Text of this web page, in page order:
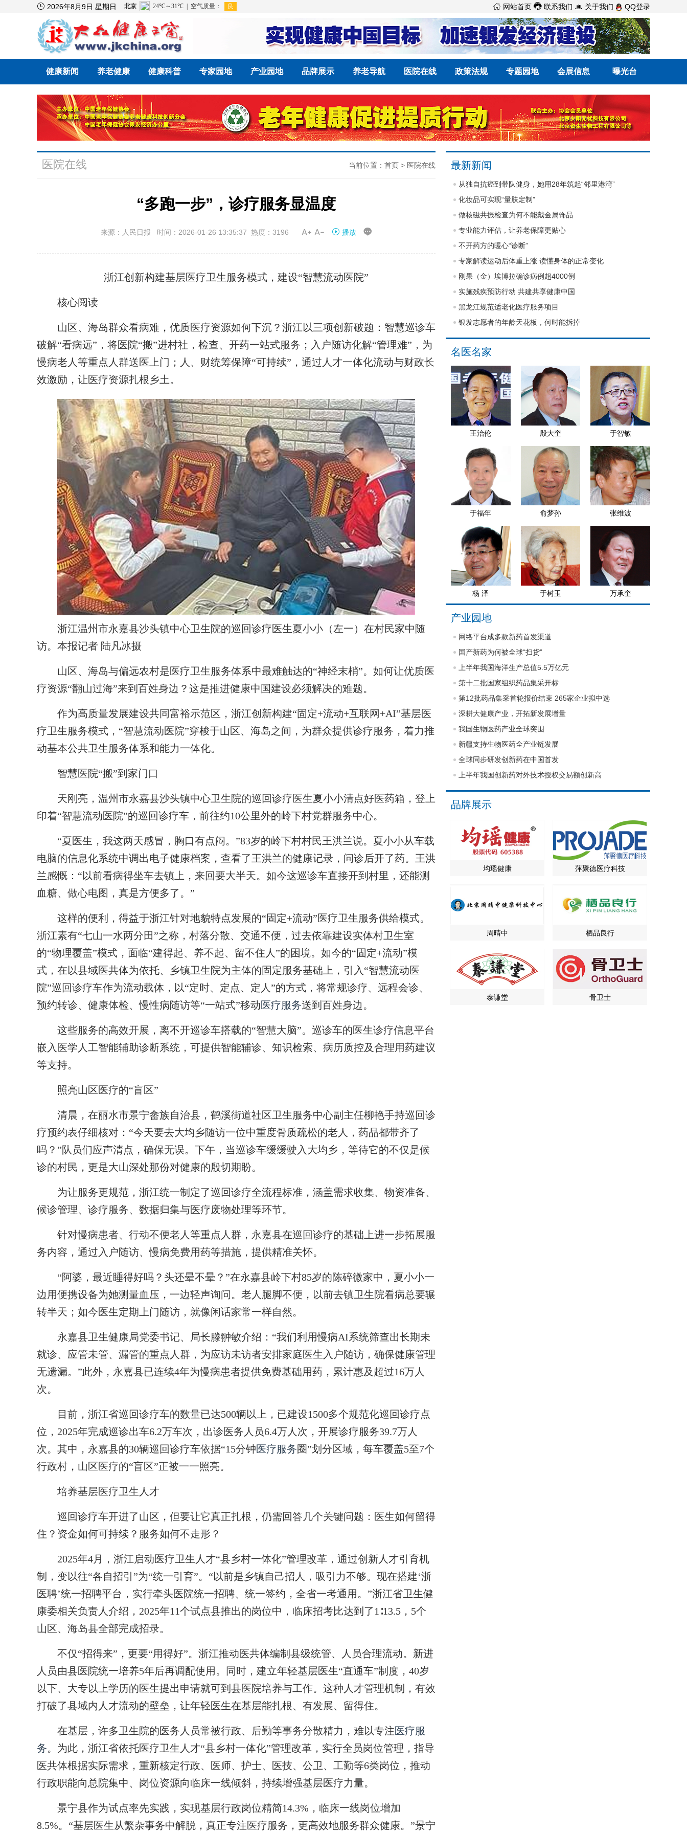
 2026年8月9日 星期日  网站首页  联系我们  关于我们 QQ登录
健康新闻 养老健康 健康科普 专家园地 产业园地 品牌展示 养老导航 医院在线 政策法规 专题园地 会展信息 曝光台
医院在线 当前位置： 首页 > 医院在线
“多跑一步”，诊疗服务显温度
来源：人民日报 时间：2026-01-26 13:35:37 热度：3196  播放 
浙江创新构建基层医疗卫生服务模式，建设“智慧流动医院”
核心阅读
山区、海岛群众看病难，优质医疗资源如何下沉？浙江以三项创新破题：智慧巡诊车
破解“看病远”，将医院“搬”进村社，检查、开药一站式服务；入户随访化解“管理难”，为
慢病老人等重点人群送医上门；人、财统筹保障“可持续”，通过人才一体化流动与财政长
效激励，让医疗资源扎根乡土。
浙江温州市永嘉县沙头镇中心卫生院的巡回诊疗医生夏小小（左一）在村民家中随
访。本报记者 陆凡冰摄
山区、海岛与偏远农村是医疗卫生服务体系中最难触达的“神经末梢”。如何让优质医
疗资源“翻山过海”来到百姓身边？这是推进健康中国建设必须解决的难题。
作为高质量发展建设共同富裕示范区，浙江创新构建“固定+流动+互联网+AI”基层医
疗卫生服务模式，“智慧流动医院”穿梭于山区、海岛之间，为群众提供诊疗服务，着力推
动基本公共卫生服务体系和能力一体化。
智慧医院“搬”到家门口
天刚亮，温州市永嘉县沙头镇中心卫生院的巡回诊疗医生夏小小清点好医药箱，登上
印着“智慧流动医院”的巡回诊疗车，前往约10公里外的岭下村党群服务中心。
“夏医生，我这两天感冒，胸口有点闷。”83岁的岭下村村民王洪兰说。夏小小从车载
电脑的信息化系统中调出电子健康档案，查看了王洪兰的健康记录，问诊后开了药。王洪
兰感慨：“以前看病得坐车去镇上，来回要大半天。如今这巡诊车直接开到村里，还能测
血糖、做心电图，真是方便多了。”
这样的便利，得益于浙江针对地貌特点发展的“固定+流动”医疗卫生服务供给模式。
浙江素有“七山一水两分田”之称，村落分散、交通不便，过去依靠建设实体村卫生室
的“物理覆盖”模式，面临“建得起、养不起、留不住人”的困境。如今的“固定+流动”模
式，在以县域医共体为依托、乡镇卫生院为主体的固定服务基础上，引入“智慧流动医
院”巡回诊疗车作为流动载体，以“定时、定点、定人”的方式，将常规诊疗、远程会诊、
预约转诊、健康体检、慢性病随访等“一站式”移动医疗服务送到百姓身边。
这些服务的高效开展，离不开巡诊车搭载的“智慧大脑”。巡诊车的医生诊疗信息平台
嵌入医学人工智能辅助诊断系统，可提供智能辅诊、知识检索、病历质控及合理用药建议
等支持。
照亮山区医疗的“盲区”
清晨，在丽水市景宁畲族自治县，鹤溪街道社区卫生服务中心副主任柳艳手持巡回诊
疗预约表仔细核对：“今天要去大均乡随访一位中重度骨质疏松的老人，药品都带齐了
吗？”队员们应声清点，确保无误。下午，当巡诊车缓缓驶入大均乡，等待它的不仅是候
诊的村民，更是大山深处那份对健康的殷切期盼。
为让服务更规范，浙江统一制定了巡回诊疗全流程标准，涵盖需求收集、物资准备、
候诊管理、诊疗服务、数据归集与医疗废物处理等环节。
针对慢病患者、行动不便老人等重点人群，永嘉县在巡回诊疗的基础上进一步拓展服
务内容，通过入户随访、慢病免费用药等措施，提供精准关怀。
“阿婆，最近睡得好吗？头还晕不晕？”在永嘉县岭下村85岁的陈碎微家中，夏小小一
边用便携设备为她测量血压，一边轻声询问。老人腿脚不便，以前去镇卫生院看病总要辗
转半天；如今医生定期上门随访，就像闲话家常一样自然。
永嘉县卫生健康局党委书记、局长滕翀敏介绍：“我们利用慢病AI系统筛查出长期未
就诊、应管未管、漏管的重点人群，为应访未访者安排家庭医生入户随访，确保健康管理
无遗漏。”此外，永嘉县已连续4年为慢病患者提供免费基础用药，累计惠及超过16万人
次。
目前，浙江省巡回诊疗车的数量已达500辆以上，已建设1500多个规范化巡回诊疗点
位，2025年完成巡诊出车6.2万车次，出诊医务人员6.4万人次，开展诊疗服务39.7万人
次。其中，永嘉县的30辆巡回诊疗车依据“15分钟医疗服务圈”划分区域，每车覆盖5至7个
行政村，山区医疗的“盲区”正被一一照亮。
培养基层医疗卫生人才
巡回诊疗车开进了山区，但要让它真正扎根，仍需回答几个关键问题：医生如何留得
住？资金如何可持续？服务如何不走形？
2025年4月，浙江启动医疗卫生人才“县乡村一体化”管理改革，通过创新人才引育机
制，变以往“各自招引”为“统一引育”。“以前是乡镇自己招人，吸引力不够。现在搭建‘浙
医聘’统一招聘平台，实行牵头医院统一招聘、统一签约，全省一考通用。”浙江省卫生健
康委相关负责人介绍，2025年11个试点县推出的岗位中，临床招考比达到了1∶13.5，5个
山区、海岛县全部完成招录。
不仅“招得来”，更要“用得好”。浙江推动医共体编制县级统管、人员合理流动。新进
人员由县医院统一培养5年后再调配使用。同时，建立年轻基层医生“直通车”制度，40岁
以下、大专以上学历的医生提出申请就可到县医院培养与工作。这种人才管理机制，有效
打破了县域内人才流动的壁垒，让年轻医生在基层能扎根、有发展、留得住。
在基层，许多卫生院的医务人员常被行政、后勤等事务分散精力，难以专注医疗服
务。为此，浙江省依托医疗卫生人才“县乡村一体化”管理改革，实行全员岗位管理，指导
医共体根据实际需求，重新核定行政、医师、护士、医技、公卫、工勤等6类岗位，推动
行政职能向总院集中、岗位资源向临床一线倾斜，持续增强基层医疗力量。
景宁县作为试点率先实践，实现基层行政岗位精简14.3%，临床一线岗位增加
8.5%。“基层医生从繁杂事务中解脱，真正专注医疗服务，更高效地服务群众健康。”景宁
最新新闻
从独自抗癌到带队健身，她用28年筑起“邻里港湾”
化妆品可实现“量肤定制”
做核磁共振检查为何不能戴金属饰品
专业能力评估，让养老保障更贴心
不开药方的暖心“诊断”
专家解读运动后体重上涨 读懂身体的正常变化
刚果（金）埃博拉确诊病例超4000例
实施残疾预防行动 共建共享健康中国
黑龙江规范适老化医疗服务项目
银发志愿者的年龄天花板，何时能拆掉
名医名家
王治伦 殷大奎 于智敏
于福年 俞梦孙 张维波
杨 泽 于树玉 万承奎
产业园地
网络平台成多款新药首发渠道
国产新药为何被全球“扫货”
上半年我国海洋生产总值5.5万亿元
第十二批国家组织药品集采开标
第12批药品集采首轮报价结束 265家企业拟中选
深耕大健康产业，开拓新发展增量
我国生物医药产业全球突围
新疆支持生物医药全产业链发展
全球同步研发创新药在中国首发
上半年我国创新药对外技术授权交易额创新高
品牌展示
均瑶健康 萍聚德医疗科技
周晴中 栖品良行
泰谦堂 骨卫士